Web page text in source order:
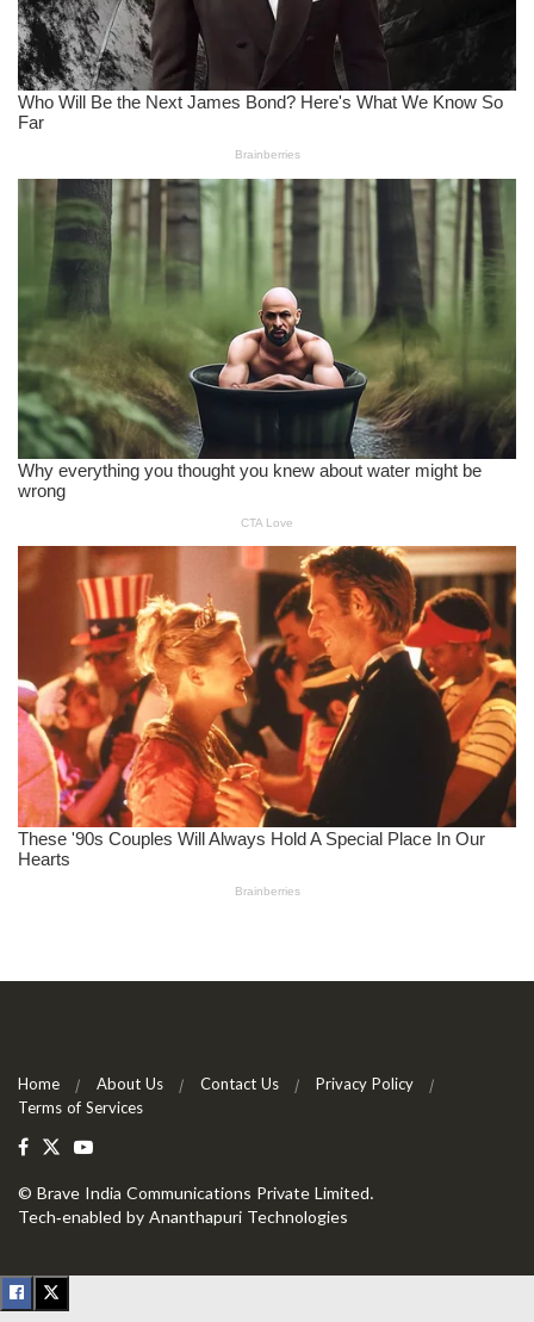
Home About Us Contact Us
Privacy Policy
Terms of Services
© Brave India Communications Private Limited.
Tech-enabled by Ananthapuri Technologies